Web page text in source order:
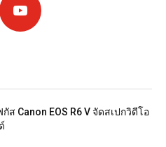
ส Canon EOS R6 V จัดสเปกวิดีโอ